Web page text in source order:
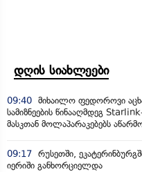
დღის სიახლეები
09:40 მიხაილო ფედოროვი
სამიზნეების წინააღმდეგ
მასკთან მოლაპარაკებებს
09:17 რუსეთში,
იერიში განხორციელდა